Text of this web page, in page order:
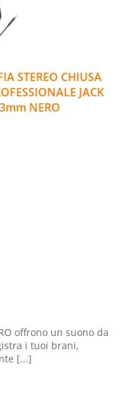
STEREO CHIUSA
JACK
NERO
offrono un suono da
i tuoi brani,
[...]